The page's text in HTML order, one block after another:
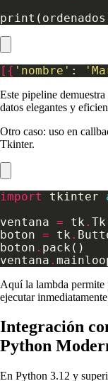
[{ 'nombre' :
Este pipeline
datos elegantes y
Otro caso: uso en
Tkinter.
import tkinter
ventana = tk .
boton = tk .
boton .
ventana .
Aquí la lambda permite
ejecutar
Integración
Python
En Python 3.12 y